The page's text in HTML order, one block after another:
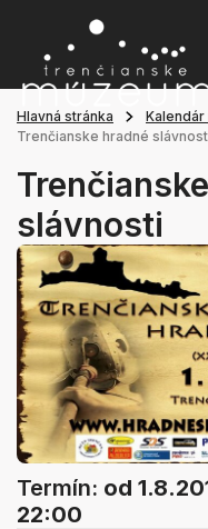
Hlavná stránka
Trenčianske hradné
slávnosti
Termín: od
22:00